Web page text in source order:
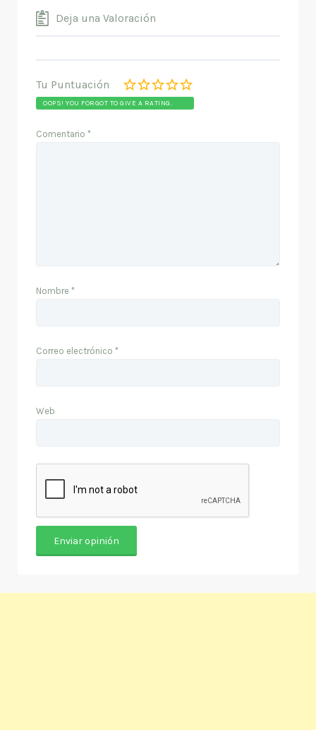
Deja una Valoración
Tu Puntuación
OOPS! YOU FORGOT TO GIVE A RATING.
Comentario *
Nombre *
Correo electrónico *
Web